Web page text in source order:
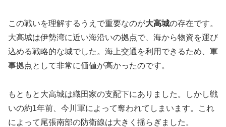
この戦いを理解するうえで重要なのが大高城の存在です。
大高城は伊勢湾に近い海沿いの拠点で、海から物資を運び
込める戦略的な城でした。海上交通を利用できるため、軍
事拠点として非常に価値が高かったのです。
もともと大高城は織田家の支配下にありました。しかし戦
いの約1年前、今川軍によって奪われてしまいます。これ
によって尾張南部の防衛線は大きく揺らぎました。